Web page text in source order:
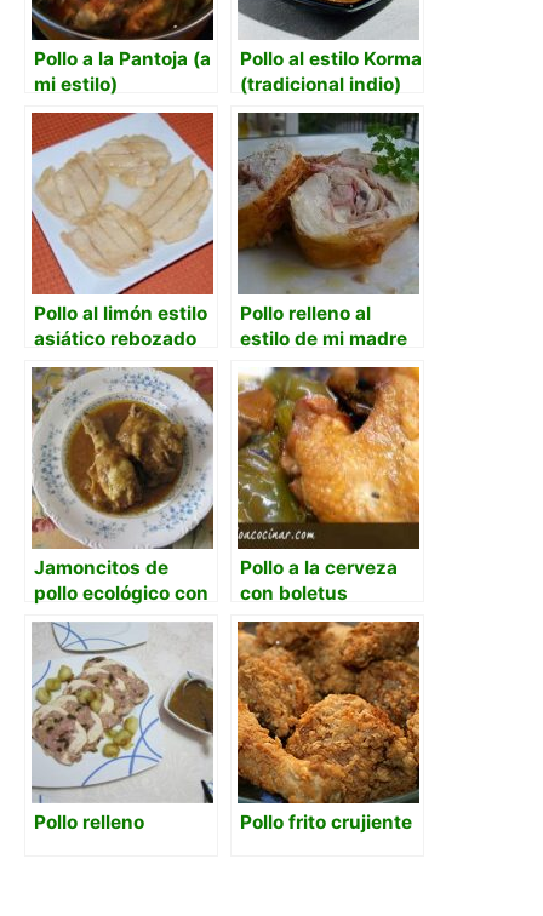
Pollo a la Pantoja (a
mi estilo)
Pollo al estilo Korma
(tradicional indio)
Pollo al limón estilo
asiático rebozado
con maicena
Pollo relleno al
estilo de mi madre
Jamoncitos de
pollo ecológico con
cerveza, nata y
curry
Pollo a la cerveza
con boletus
Pollo relleno Pollo frito crujiente